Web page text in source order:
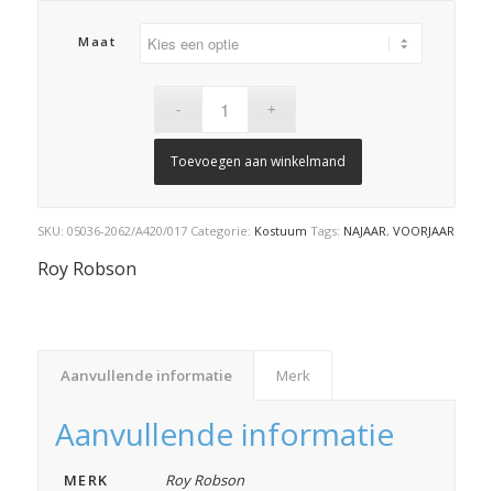
Maat
Toevoegen aan winkelmand
SKU: 05036-2062/A420/017 Categorie: Kostuum Tags: NAJAAR, VOORJAAR
Roy Robson
Aanvullende informatie Merk
Aanvullende informatie
MERK
Roy Robson